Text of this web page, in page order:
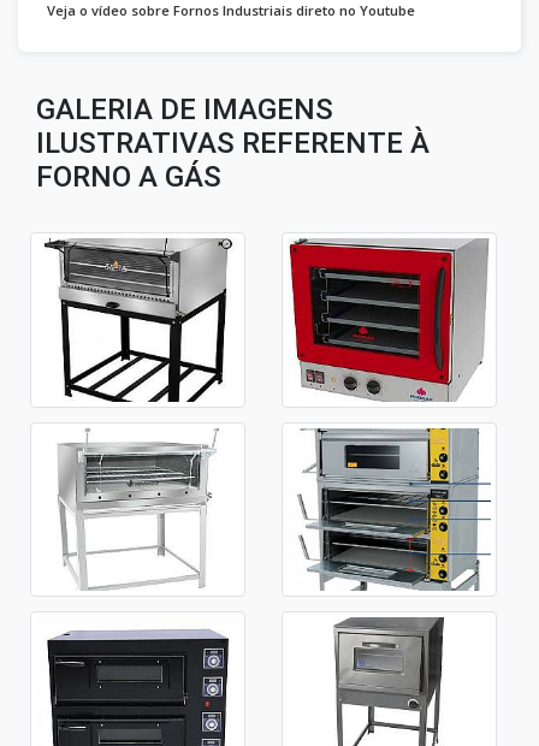
Veja o vídeo sobre Fornos Industriais direto no Youtube
GALERIA DE IMAGENS
ILUSTRATIVAS REFERENTE À
FORNO A GÁS